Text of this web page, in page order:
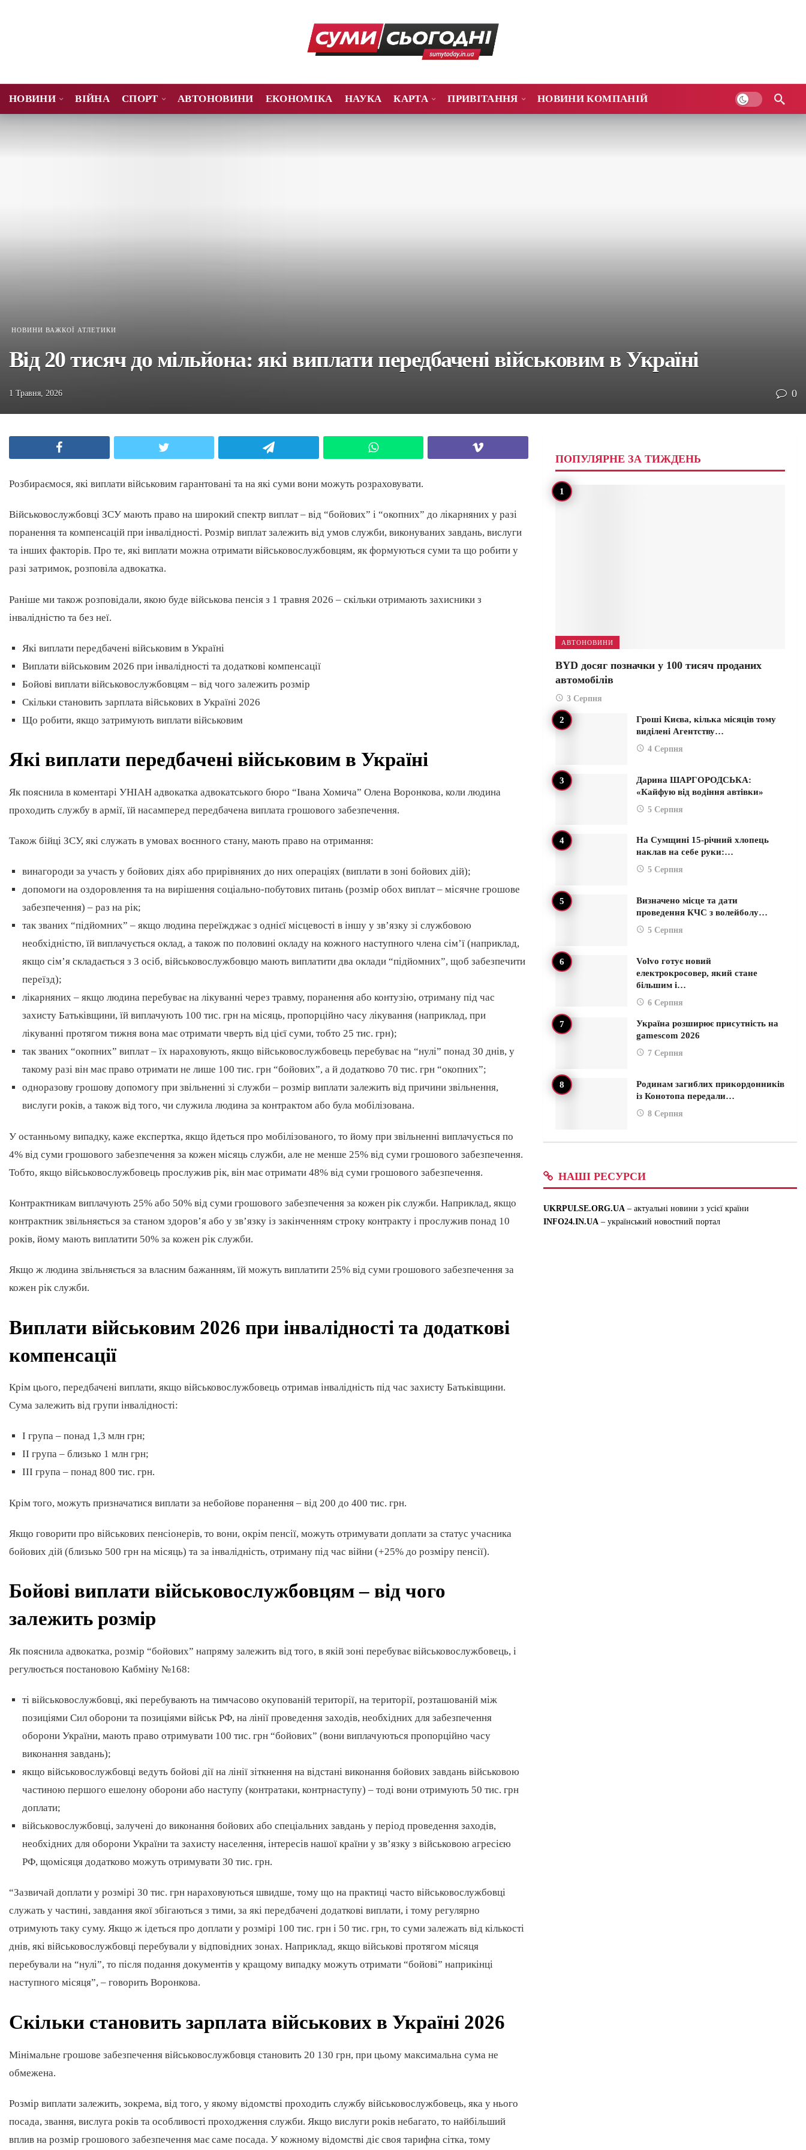
НОВИНИ ВІЙНА СПОРТ АВТОНОВИНИ ЕКОНОМІКА НАУКА КАРТА ПРИВІТАННЯ НОВИНИ КОМПАНІЙ
НОВИНИ ВАЖКОЇ АТЛЕТИКИ
Від 20 тисяч до мільйона: які виплати передбачені військовим в Україні
1 Травня, 2026 0
Розбираємося, які виплати військовим гарантовані та на які суми вони можуть розраховувати.
Військовослужбовці ЗСУ мають право на широкий спектр виплат – від “бойових” і “окопних” до лікарняних у разі
поранення та компенсацій при інвалідності. Розмір виплат залежить від умов служби, виконуваних завдань, вислуги
та інших факторів. Про те, які виплати можна отримати військовослужбовцям, як формуються суми та що робити у
разі затримок, розповіла адвокатка.
Раніше ми також розповідали, якою буде військова пенсія з 1 травня 2026 – скільки отримають захисники з
інвалідністю та без неї.
Які виплати передбачені військовим в Україні
Виплати військовим 2026 при інвалідності та додаткові компенсації
Бойові виплати військовослужбовцям – від чого залежить розмір
Скільки становить зарплата військових в Україні 2026
Що робити, якщо затримують виплати військовим
Які виплати передбачені військовим в Україні
Як пояснила в коментарі УНІАН адвокатка адвокатського бюро “Івана Хомича” Олена Воронкова, коли людина
проходить службу в армії, їй насамперед передбачена виплата грошового забезпечення.
Також бійці ЗСУ, які служать в умовах воєнного стану, мають право на отримання:
винагороди за участь у бойових діях або прирівняних до них операціях (виплати в зоні бойових дій);
допомоги на оздоровлення та на вирішення соціально-побутових питань (розмір обох виплат – місячне грошове
забезпечення) – раз на рік;
так званих “підйомних” – якщо людина переїжджає з однієї місцевості в іншу у зв’язку зі службовою
необхідністю, їй виплачується оклад, а також по половині окладу на кожного наступного члена сім’ї (наприклад,
якщо сім’я складається з 3 осіб, військовослужбовцю мають виплатити два оклади “підйомних”, щоб забезпечити
переїзд);
лікарняних – якщо людина перебуває на лікуванні через травму, поранення або контузію, отриману під час
захисту Батьківщини, їй виплачують 100 тис. грн на місяць, пропорційно часу лікування (наприклад, при
лікуванні протягом тижня вона має отримати чверть від цієї суми, тобто 25 тис. грн);
так званих “окопних” виплат – їх нараховують, якщо військовослужбовець перебуває на “нулі” понад 30 днів, у
такому разі він має право отримати не лише 100 тис. грн “бойових”, а й додатково 70 тис. грн “окопних”;
одноразову грошову допомогу при звільненні зі служби – розмір виплати залежить від причини звільнення,
вислуги років, а також від того, чи служила людина за контрактом або була мобілізована.
У останньому випадку, каже експертка, якщо йдеться про мобілізованого, то йому при звільненні виплачується по
4% від суми грошового забезпечення за кожен місяць служби, але не менше 25% від суми грошового забезпечення.
Тобто, якщо військовослужбовець прослужив рік, він має отримати 48% від суми грошового забезпечення.
Контрактникам виплачують 25% або 50% від суми грошового забезпечення за кожен рік служби. Наприклад, якщо
контрактник звільняється за станом здоров’я або у зв’язку із закінченням строку контракту і прослужив понад 10
років, йому мають виплатити 50% за кожен рік служби.
Якщо ж людина звільняється за власним бажанням, їй можуть виплатити 25% від суми грошового забезпечення за
кожен рік служби.
Виплати військовим 2026 при інвалідності та додаткові
компенсації
Крім цього, передбачені виплати, якщо військовослужбовець отримав інвалідність під час захисту Батьківщини.
Сума залежить від групи інвалідності:
I група – понад 1,3 млн грн;
II група – близько 1 млн грн;
III група – понад 800 тис. грн.
Крім того, можуть призначатися виплати за небойове поранення – від 200 до 400 тис. грн.
Якщо говорити про військових пенсіонерів, то вони, окрім пенсії, можуть отримувати доплати за статус учасника
бойових дій (близько 500 грн на місяць) та за інвалідність, отриману під час війни (+25% до розміру пенсії).
Бойові виплати військовослужбовцям – від чого
залежить розмір
Як пояснила адвокатка, розмір “бойових” напряму залежить від того, в якій зоні перебуває військовослужбовець, і
регулюється постановою Кабміну №168:
ті військовослужбовці, які перебувають на тимчасово окупованій території, на території, розташованій між
позиціями Сил оборони та позиціями військ РФ, на лінії проведення заходів, необхідних для забезпечення
оборони України, мають право отримувати 100 тис. грн “бойових” (вони виплачуються пропорційно часу
виконання завдань);
якщо військовослужбовці ведуть бойові дії на лінії зіткнення на відстані виконання бойових завдань військовою
частиною першого ешелону оборони або наступу (контратаки, контрнаступу) – тоді вони отримують 50 тис. грн
доплати;
військовослужбовці, залучені до виконання бойових або спеціальних завдань у період проведення заходів,
необхідних для оборони України та захисту населення, інтересів нашої країни у зв’язку з військовою агресією
РФ, щомісяця додатково можуть отримувати 30 тис. грн.
“Зазвичай доплати у розмірі 30 тис. грн нараховуються швидше, тому що на практиці часто військовослужбовці
служать у частині, завдання якої збігаються з тими, за які передбачені додаткові виплати, і тому регулярно
отримують таку суму. Якщо ж ідеться про доплати у розмірі 100 тис. грн і 50 тис. грн, то суми залежать від кількості
днів, які військовослужбовці перебували у відповідних зонах. Наприклад, якщо військові протягом місяця
перебували на “нулі”, то після подання документів у кращому випадку можуть отримати “бойові” наприкінці
наступного місяця”, – говорить Воронкова.
Скільки становить зарплата військових в Україні 2026
Мінімальне грошове забезпечення військовослужбовця становить 20 130 грн, при цьому максимальна сума не
обмежена.
Розмір виплати залежить, зокрема, від того, у якому відомстві проходить службу військовослужбовець, яка у нього
посада, звання, вислуга років та особливості проходження служби. Якщо вислуги років небагато, то найбільший
вплив на розмір грошового забезпечення має саме посада. У кожному відомстві діє своя тарифна сітка, тому
ПОПУЛЯРНЕ ЗА ТИЖДЕНЬ
АВТОНОВИНИ
BYD досяг позначки у 100 тисяч проданих
автомобілів
3 Серпня
Гроші Києва, кілька місяців тому
виділені Агентству…
4 Серпня
Дарина ШАРГОРОДСЬКА:
«Кайфую від водіння автівки»
5 Серпня
На Сумщині 15-річний хлопець
наклав на себе руки:…
5 Серпня
Визначено місце та дати
проведення КЧС з волейболу…
5 Серпня
Volvo готує новий
електрокросовер, який стане
більшим і…
6 Серпня
Україна розширює присутність на
gamescom 2026
7 Серпня
Родинам загиблих прикордонників
із Конотопа передали…
8 Серпня
НАШІ РЕСУРСИ
UKRPULSE.ORG.UA – актуальні новини з усієї країни
INFO24.IN.UA – український новостний портал